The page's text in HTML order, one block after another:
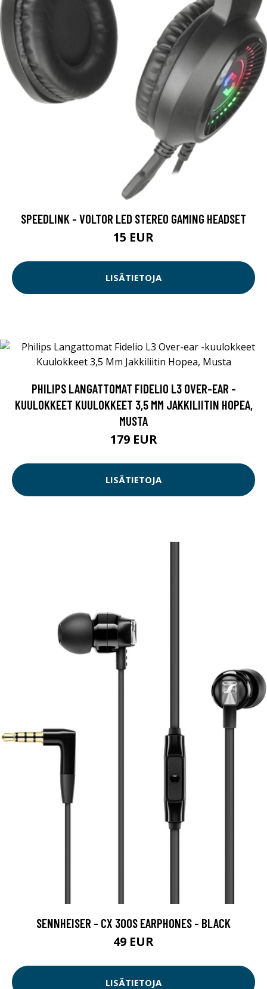
SPEEDLINK - VOLTOR LED STEREO GAMING HEADSET
15 EUR
LISÄTIETOJA
PHILIPS LANGATTOMAT FIDELIO L3 OVER-EAR -
KUULOKKEET KUULOKKEET 3,5 MM JAKKILIITIN HOPEA,
MUSTA
179 EUR
LISÄTIETOJA
SENNHEISER - CX 300S EARPHONES - BLACK
49 EUR
LISÄTIETOJA